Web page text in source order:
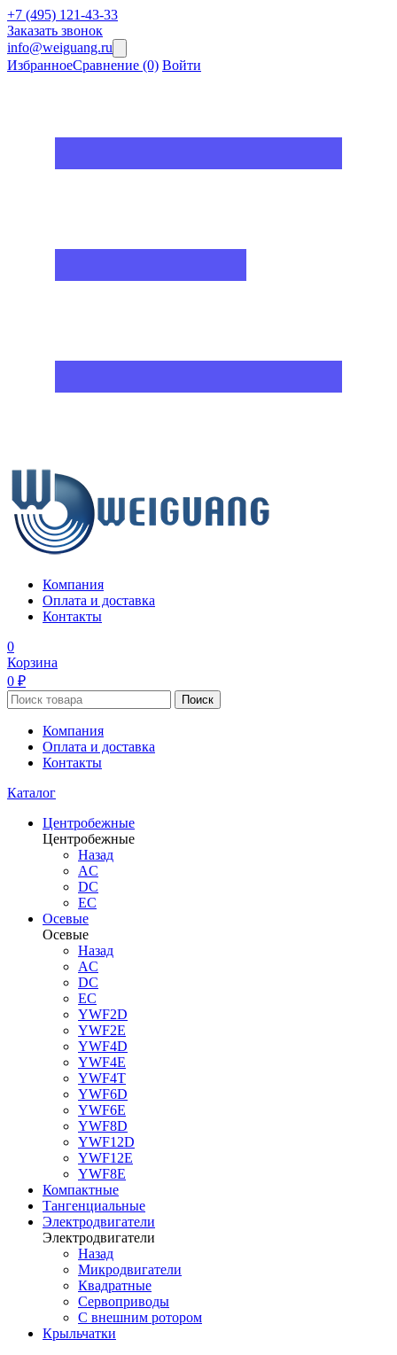
+7 (495) 121-43-33
Заказать звонок
info@weiguang.ru
ИзбранноеСравнение (0) Войти
Компания
Оплата и доставка
Контакты
0
Корзина
0 ₽
Поиск
Компания
Оплата и доставка
Контакты
Каталог
Центробежные
Центробежные
Назад
AC
DC
EC
Осевые
Осевые
Назад
AC
DC
EC
YWF2D
YWF2E
YWF4D
YWF4E
YWF4T
YWF6D
YWF6E
YWF8D
YWF12D
YWF12E
YWF8E
Компактные
Тангенциальные
Электродвигатели
Электродвигатели
Назад
Микродвигатели
Квадратные
Сервоприводы
С внешним ротором
Крыльчатки